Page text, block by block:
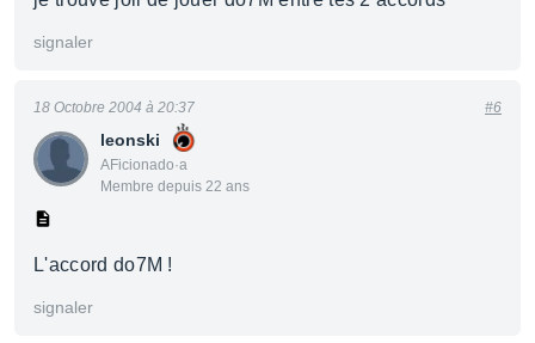
signaler
leonski
AFicionado·a
Membre depuis 22 ans
18 Octobre 2004 à 20:37 #6
L'accord do7M !
signaler